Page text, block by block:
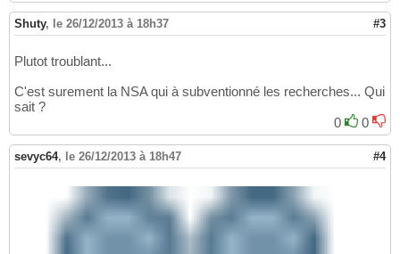
Shuty, le 26/12/2013 à 18h37 #3
Plutot troublant...
C'est surement la NSA qui à subventionné les recherches... Qui
sait ?
0
0
sevyc64, le 26/12/2013 à 18h47 #4